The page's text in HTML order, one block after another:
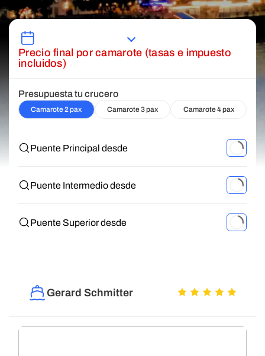
Precio final por camarote (tasas e impuesto
incluidos)
Presupuesta tu crucero
Camarote 2 pax Camarote 3 pax Camarote 4 pax
Puente Principal desde
Puente Intermedio desde
Puente Superior desde
Gerard Schmitter